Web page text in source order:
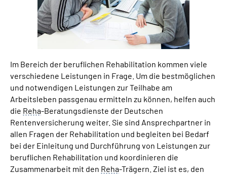
Suche
Language
Inhalte in Gebärdensprache (DGS)
Leichte Sprache
Mein Kundenportal
Im Bereich der beruflichen Rehabilitation kommen viele
verschiedene Leistungen in Frage. Um die bestmöglichen
und notwendigen Leistungen zur Teilhabe am
Arbeitsleben passgenau ermitteln zu können, helfen auch
die Reha-Beratungsdienste der Deutschen
Rentenversicherung weiter. Sie sind Ansprechpartner in
allen Fragen der Rehabilitation und begleiten bei Bedarf
bei der Einleitung und Durchführung von Leistungen zur
beruflichen Rehabilitation und koordinieren die
Zusammenarbeit mit den Reha-Trägern. Ziel ist es, den